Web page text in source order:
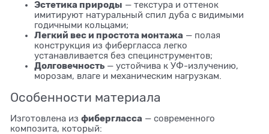
Эстетика природы — текстура и оттенок
имитируют натуральный спил дуба с видимыми
годичными кольцами;
Легкий вес и простота монтажа — полая
конструкция из фибергласса легко
устанавливается без специнструментов;
Долговечность — устойчива к УФ-излучению,
морозам, влаге и механическим нагрузкам.
Особенности материала
Изготовлена из фибергласса — современного
композита, который: